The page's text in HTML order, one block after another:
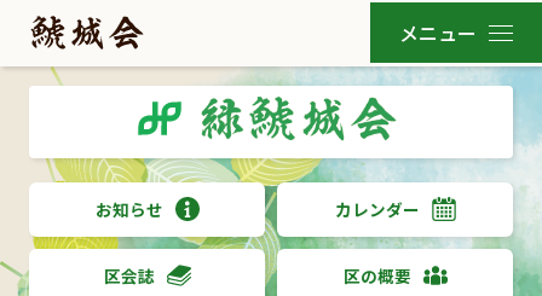
お知らせ カレンダー
区会誌 区の概要